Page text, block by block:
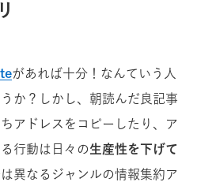
があれば十分！なんていう人
か？しかし、朝読んだ良記事
アドレスをコピーしたり、ア
行動は日々の生産性を下げて
異なるジャンルの情報集約ア